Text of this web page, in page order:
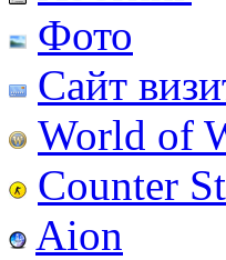
Фото
Сайт
World of
Counter
Aion